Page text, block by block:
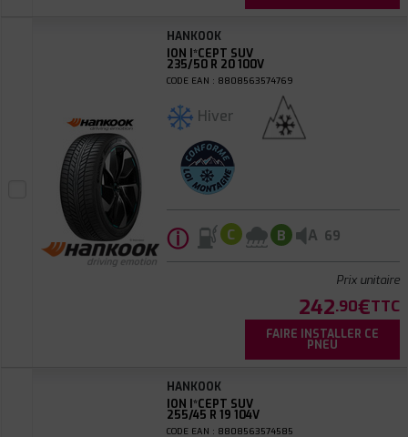
HANKOOK
ION I*CEPT SUV
235/50 R 20 100V
CODE EAN : 8808563574769
Hiver
ⓘ C B A 69
Prix unitaire
242.90€TTC
FAIRE INSTALLER CE
PNEU
HANKOOK
ION I*CEPT SUV
255/45 R 19 104V
CODE EAN : 8808563574585